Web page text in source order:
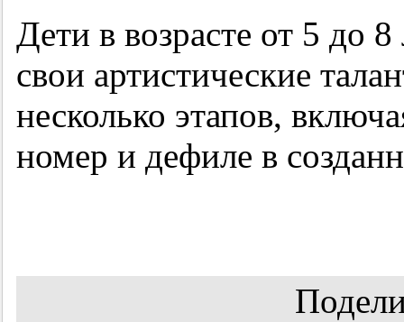
Дети в возрасте от 5 до
свои артистические
несколько этапов,
номер и дефиле в